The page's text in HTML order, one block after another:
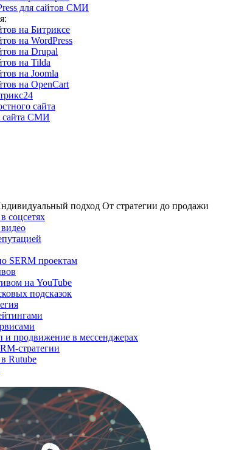
для сайтов СМИ
на Битриксе
на WordPress
на Drupal
на Tilda
на Joomla
на OpenCart
сайта
сайта СМИ
подход От стратегии до продажи
соцсетях
SERM проектам
на YouTube
подсказок
и продвижение в мессенджерах
стратегии
Rutube